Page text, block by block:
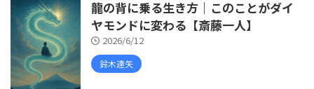
龍の背に乗る生き方｜このことがダイ
ヤモンドに変わる【斎藤一人】
2026/6/12
鈴木達矢